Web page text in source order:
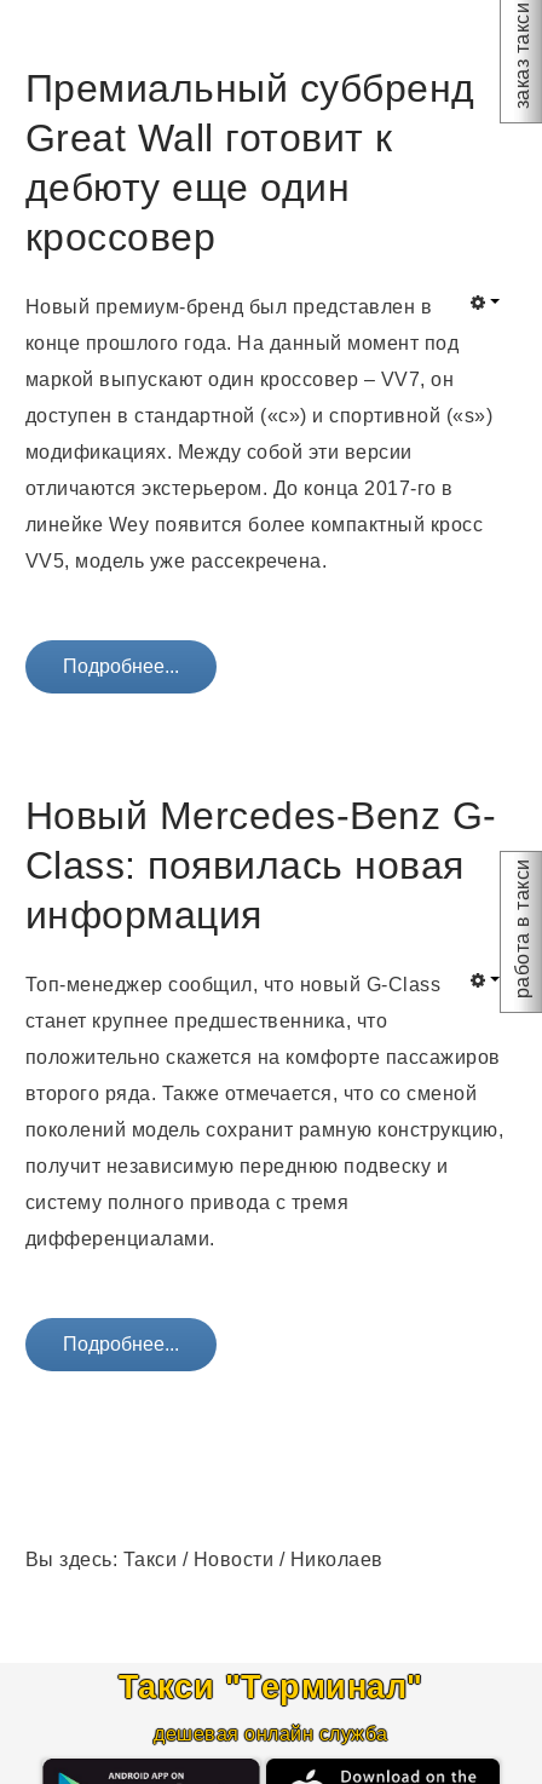
заказ такси
работа в такси
Премиальный суббренд
Great Wall готовит к
дебюту еще один
кроссовер
Новый премиум-бренд был представлен в
конце прошлого года. На данный момент под
маркой выпускают один кроссовер – VV7, он
доступен в стандартной («с») и спортивной («s»)
модификациях. Между собой эти версии
отличаются экстерьером. До конца 2017-го в
линейке Wey появится более компактный кросс
VV5, модель уже рассекречена.
Подробнее...
Новый Mercedes-Benz G-
Class: появилась новая
информация
Топ-менеджер сообщил, что новый G-Class
станет крупнее предшественника, что
положительно скажется на комфорте пассажиров
второго ряда. Также отмечается, что со сменой
поколений модель сохранит рамную конструкцию,
получит независимую переднюю подвеску и
систему полного привода с тремя
дифференциалами.
Подробнее...
Вы здесь: Такси / Новости / Николаев
Такси "Терминал"
дешевая онлайн служба